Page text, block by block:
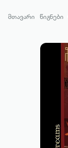
მთავარი წიგნები